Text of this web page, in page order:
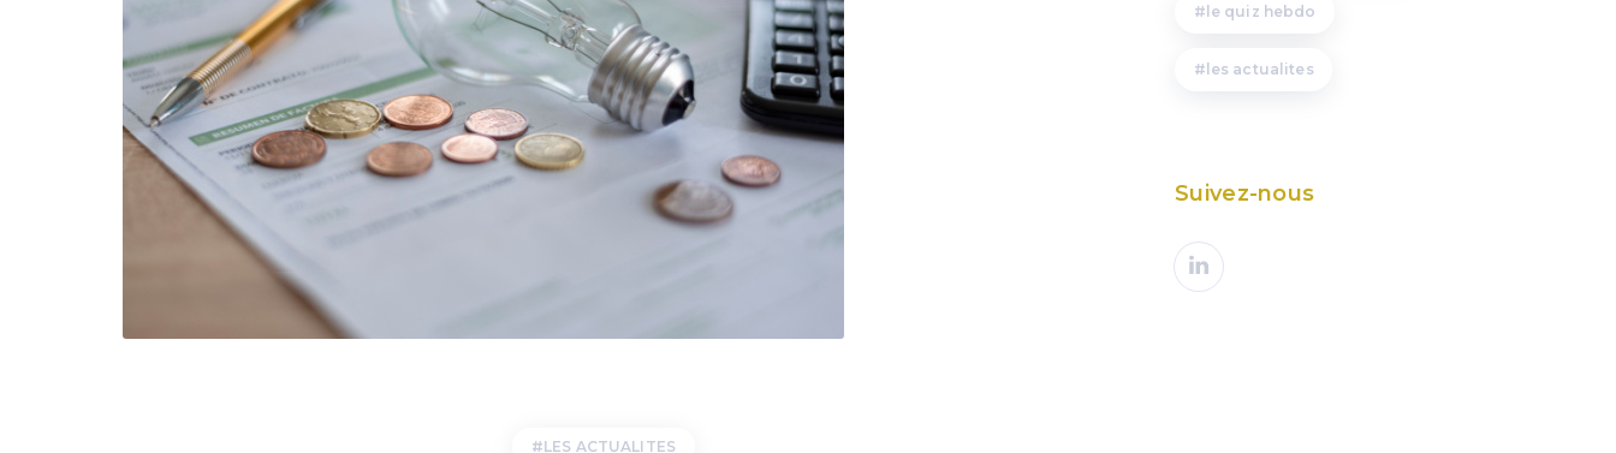
LES ACTUALITES
le quiz hebdo
les actualites
Suivez-nous